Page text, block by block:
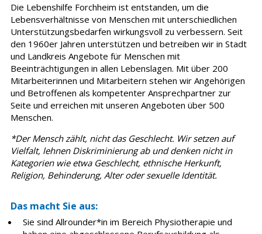
Die Lebenshilfe Forchheim ist entstanden, um die
Lebensverhältnisse von Menschen mit unterschiedlichen
Unterstützungsbedarfen wirkungsvoll zu verbessern. Seit
den 1960er Jahren unterstützen und betreiben wir in Stadt
und Landkreis Angebote für Menschen mit
Beeinträchtigungen in allen Lebenslagen. Mit über 200
Mitarbeiterinnen und Mitarbeitern stehen wir Angehörigen
und Betroffenen als kompetenter Ansprechpartner zur
Seite und erreichen mit unseren Angeboten über 500
Menschen.
*Der Mensch zählt, nicht das Geschlecht. Wir setzen auf
Vielfalt, lehnen Diskriminierung ab und denken nicht in
Kategorien wie etwa Geschlecht, ethnische Herkunft,
Religion, Behinderung, Alter oder sexuelle Identität.
Das macht Sie aus:
Sie sind Allrounder*in im Bereich Physiotherapie und